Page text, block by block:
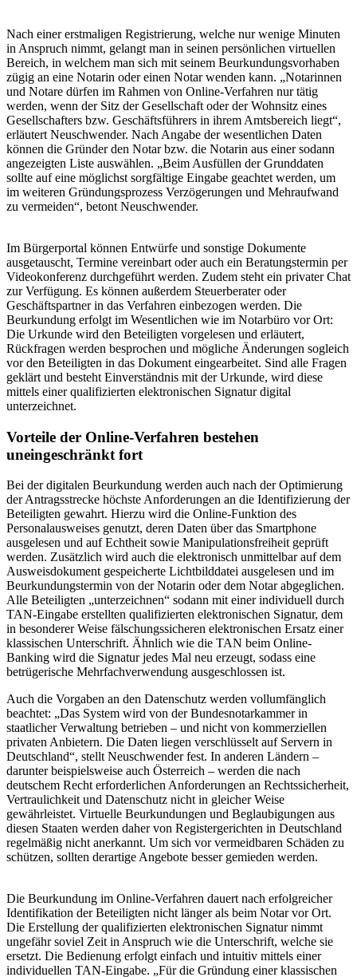
Nach einer erstmaligen Registrierung, welche nur wenige Minuten
in Anspruch nimmt, gelangt man in seinen persönlichen virtuellen
Bereich, in welchem man sich mit seinem Beurkundungsvorhaben
zügig an eine Notarin oder einen Notar wenden kann. „Notarinnen
und Notare dürfen im Rahmen von Online-Verfahren nur tätig
werden, wenn der Sitz der Gesellschaft oder der Wohnsitz eines
Gesellschafters bzw. Geschäftsführers in ihrem Amtsbereich liegt“,
erläutert Neuschwender. Nach Angabe der wesentlichen Daten
können die Gründer den Notar bzw. die Notarin aus einer sodann
angezeigten Liste auswählen. „Beim Ausfüllen der Grunddaten
sollte auf eine möglichst sorgfältige Eingabe geachtet werden, um
im weiteren Gründungsprozess Verzögerungen und Mehraufwand
zu vermeiden“, betont Neuschwender.
Im Bürgerportal können Entwürfe und sonstige Dokumente
ausgetauscht, Termine vereinbart oder auch ein Beratungstermin per
Videokonferenz durchgeführt werden. Zudem steht ein privater Chat
zur Verfügung. Es können außerdem Steuerberater oder
Geschäftspartner in das Verfahren einbezogen werden. Die
Beurkundung erfolgt im Wesentlichen wie im Notarbüro vor Ort:
Die Urkunde wird den Beteiligten vorgelesen und erläutert,
Rückfragen werden besprochen und mögliche Änderungen sogleich
vor den Beteiligten in das Dokument eingearbeitet. Sind alle Fragen
geklärt und besteht Einverständnis mit der Urkunde, wird diese
mittels einer qualifizierten elektronischen Signatur digital
unterzeichnet.
Vorteile der Online-Verfahren bestehen
uneingeschränkt fort
Bei der digitalen Beurkundung werden auch nach der Optimierung
der Antragsstrecke höchste Anforderungen an die Identifizierung der
Beteiligten gewahrt. Hierzu wird die Online-Funktion des
Personalausweises genutzt, deren Daten über das Smartphone
ausgelesen und auf Echtheit sowie Manipulationsfreiheit geprüft
werden. Zusätzlich wird auch die elektronisch unmittelbar auf dem
Ausweisdokument gespeicherte Lichtbilddatei ausgelesen und im
Beurkundungstermin von der Notarin oder dem Notar abgeglichen.
Alle Beteiligten „unterzeichnen“ sodann mit einer individuell durch
TAN-Eingabe erstellten qualifizierten elektronischen Signatur, dem
in besonderer Weise fälschungssicheren elektronischen Ersatz einer
klassischen Unterschrift. Ähnlich wie die TAN beim Online-
Banking wird die Signatur jedes Mal neu erzeugt, sodass eine
betrügerische Mehrfachverwendung ausgeschlossen ist.
Auch die Vorgaben an den Datenschutz werden vollumfänglich
beachtet: „Das System wird von der Bundesnotarkammer in
staatlicher Verwaltung betrieben – und nicht von kommerziellen
privaten Anbietern. Die Daten liegen verschlüsselt auf Servern in
Deutschland“, stellt Neuschwender fest. In anderen Ländern –
darunter beispielsweise auch Österreich – werden die nach
deutschem Recht erforderlichen Anforderungen an Rechtssicherheit,
Vertraulichkeit und Datenschutz nicht in gleicher Weise
gewährleistet. Virtuelle Beurkundungen und Beglaubigungen aus
diesen Staaten werden daher von Registergerichten in Deutschland
regelmäßig nicht anerkannt. Um sich vor vermeidbaren Schäden zu
schützen, sollten derartige Angebote besser gemieden werden.
Die Beurkundung im Online-Verfahren dauert nach erfolgreicher
Identifikation der Beteiligten nicht länger als beim Notar vor Ort.
Die Erstellung der qualifizierten elektronischen Signatur nimmt
ungefähr soviel Zeit in Anspruch wie die Unterschrift, welche sie
ersetzt. Die Bedienung erfolgt einfach und intuitiv mittels einer
individuellen TAN-Eingabe. „Für die Gründung einer klassischen